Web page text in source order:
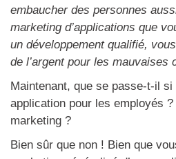
embaucher des personnes
marketing d’applications que
un développement qualifié,
de l’argent pour les mauvaises
Maintenant, que se passe-t-il
application pour les employés
marketing ?
Bien sûr que non ! Bien que